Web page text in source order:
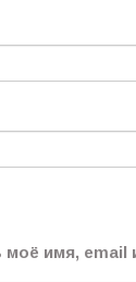
моё имя, email